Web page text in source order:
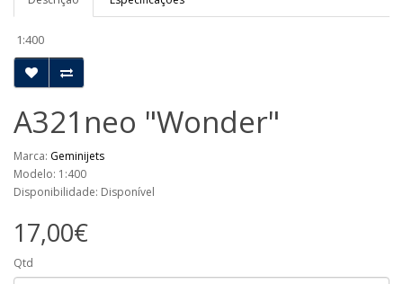
1:400
A321neo "Wonder"
Marca: Geminijets
Modelo: 1:400
Disponibilidade: Disponível
17,00€
Qtd